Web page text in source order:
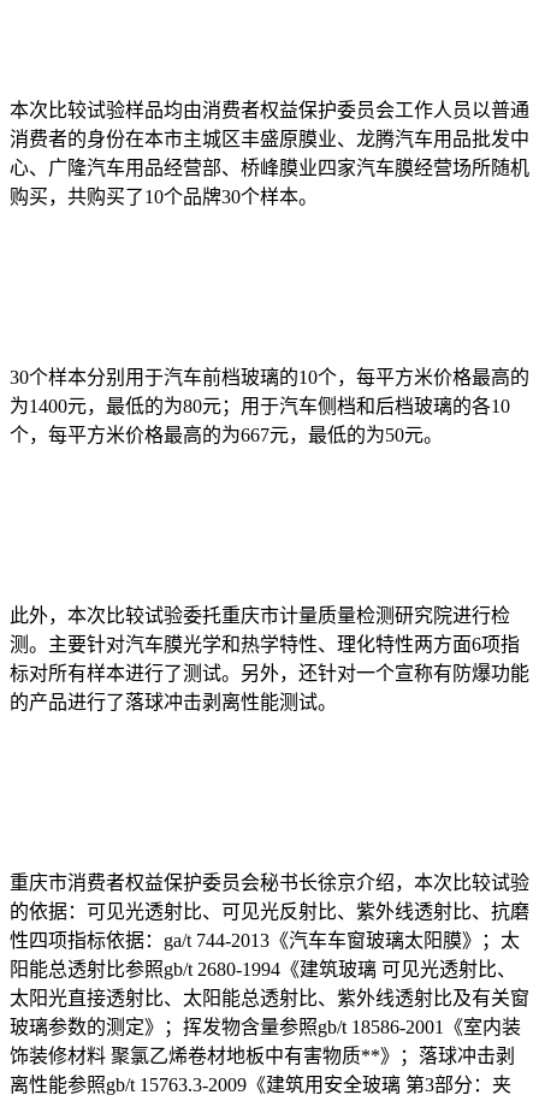
本次比较试验样品均由消费者权益保护委员会工作人员以普通
消费者的身份在本市主城区丰盛原膜业、龙腾汽车用品批发中
心、广隆汽车用品经营部、桥峰膜业四家汽车膜经营场所随机
购买，共购买了10个品牌30个样本。
30个样本分别用于汽车前档玻璃的10个，每平方米价格最高的
为1400元，最低的为80元；用于汽车侧档和后档玻璃的各10
个，每平方米价格最高的为667元，最低的为50元。
此外，本次比较试验委托重庆市计量质量检测研究院进行检
测。主要针对汽车膜光学和热学特性、理化特性两方面6项指
标对所有样本进行了测试。另外，还针对一个宣称有防爆功能
的产品进行了落球冲击剥离性能测试。
重庆市消费者权益保护委员会秘书长徐京介绍，本次比较试验
的依据：可见光透射比、可见光反射比、紫外线透射比、抗磨
性四项指标依据：ga/t 744-2013《汽车车窗玻璃太阳膜》；太
阳能总透射比参照gb/t 2680-1994《建筑玻璃 可见光透射比、
太阳光直接透射比、太阳能总透射比、紫外线透射比及有关窗
玻璃参数的测定》；挥发物含量参照gb/t 18586-2001《室内装
饰装修材料 聚氯乙烯卷材地板中有害物质**》；落球冲击剥
离性能参照gb/t 15763.3-2009《建筑用安全玻璃 第3部分：夹